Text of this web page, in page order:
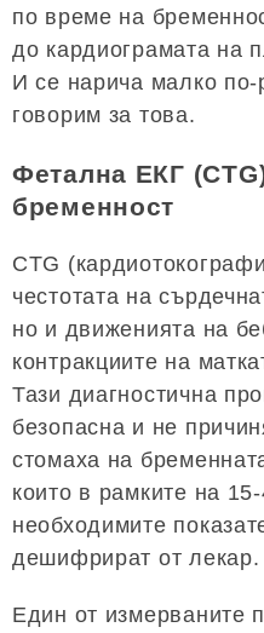
по време на
до кардиограмата на
И се нарича малко
говорим за това.
Фетална ЕКГ
бременност
CTG
честотата на
но и движенията на
контракциите на
Тази диагностична
безопасна и не
стомаха на
които в рамките на
необходимите
дешифрират от лекар.
Един от измерваните